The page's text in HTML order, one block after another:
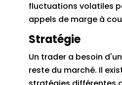
fluctuations volatiles
appels de marge à
Stratégie
Un trader a besoin
reste du marché. Il